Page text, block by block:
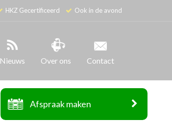
Afspraak maken
HKZ Gecertificeerd Ook in de avond
Nieuws Over ons Contact